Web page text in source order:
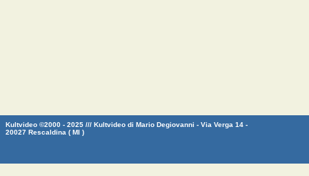
Kultvideo ©2000 - 2025 /// Kultvideo di Mario Degiovanni - Via Verga 14 -
20027 Rescaldina ( MI )